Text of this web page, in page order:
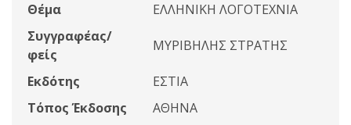
Θέμα
ΕΛΛΗΝΙΚΗ ΛΟΓΟΤΕΧΝΙΑ
Συγγραφέας/
φείς
ΜΥΡΙΒΗΛΗΣ ΣΤΡΑΤΗΣ
Εκδότης
ΕΣΤΙΑ
Τόπος Έκδοσης
ΑΘΗΝΑ